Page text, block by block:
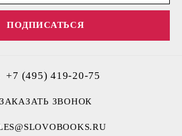
ПОДПИСАТЬСЯ
+7 (495) 419-20-75
ЗАКАЗАТЬ ЗВОНОК